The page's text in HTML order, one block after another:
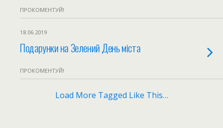
ПРОКОМЕНТУЙ!
18.06.2019
Подарунки на Зелений День міста
ПРОКОМЕНТУЙ!
Load More Tagged Like This…